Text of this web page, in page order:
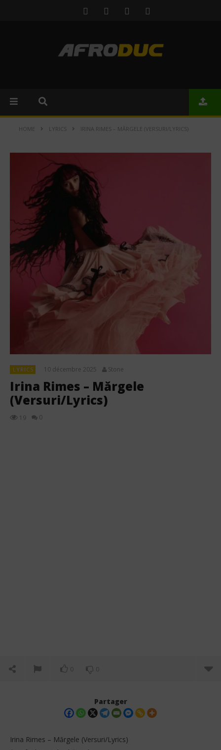
HOME LYRICS IRINA RIMES – MĂRGELE (VERSURI/LYRICS)
LYRICS 10 décembre 2025 Stone
Irina Rimes – Mărgele
(Versuri/Lyrics)
19 0
0 0
Partager
Irina Rimes – Mărgele (Versuri/Lyrics)